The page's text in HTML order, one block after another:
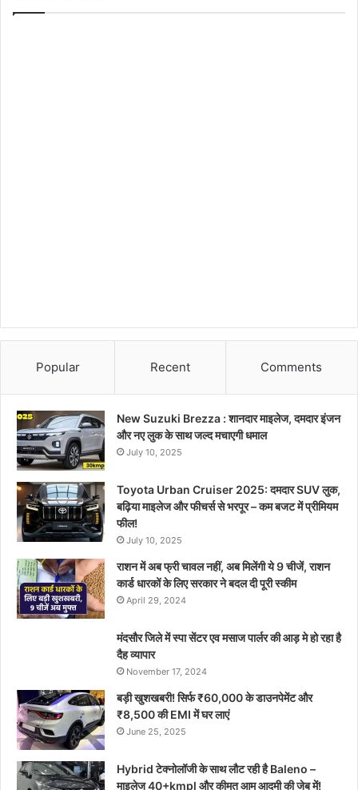
Popular Recent Comments
New Suzuki Brezza : शानदार माइलेज, दमदार इंजन
और नए लुक के साथ जल्द मचाएगी धमाल
July 10, 2025
Toyota Urban Cruiser 2025: दमदार SUV लुक,
बढ़िया माइलेज और फीचर्स से भरपूर – कम बजट में प्रीमियम
फील!
July 10, 2025
राशन में अब फ्री चावल नहीं, अब मिलेंगी ये 9 चीजें, राशन
कार्ड धारकों के लिए सरकार ने बदल दी पूरी स्कीम
April 29, 2024
मंदसौर जिले में स्पा सेंटर एव मसाज पार्लर की आड़ मे हो रहा है
दैह व्यापार
November 17, 2024
बड़ी खुशखबरी! सिर्फ ₹60,000 के डाउनपेमेंट और
₹8,500 की EMI में घर लाएं
June 25, 2025
Hybrid टेक्नोलॉजी के साथ लौट रही है Baleno –
माइलेज 40+kmpl और कीमत आम आदमी की जेब में!